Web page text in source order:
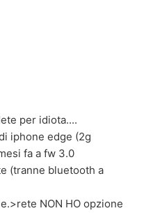
per idiota....
iphone edge (2g
fa a fw 3.0
(tranne bluetooth a
NON HO opzione